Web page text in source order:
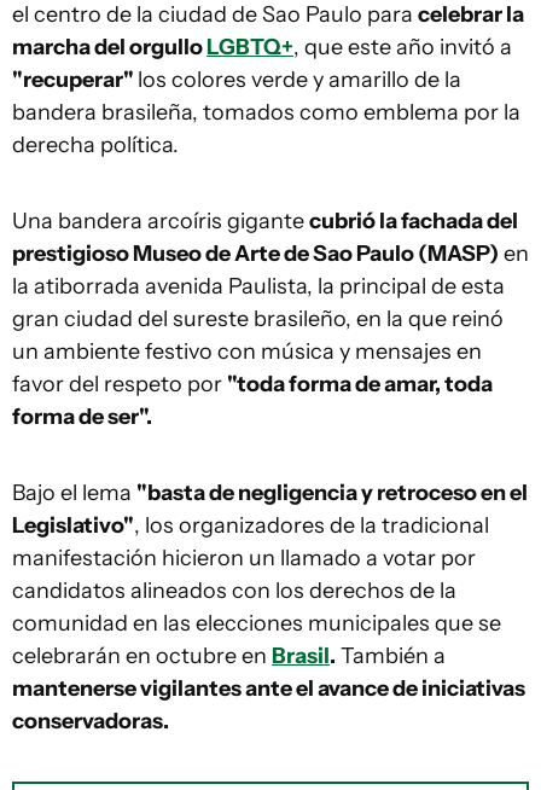
el centro de la ciudad de Sao Paulo para celebrar la
marcha del orgulloLGBTQ+, que este año invitó a
"recuperar" los colores verde y amarillo de la
bandera brasileña, tomados como emblema por la
derecha política.
Una bandera arcoíris gigantecubrió la fachada del
prestigioso Museo de Arte de Sao Paulo (MASP) en
la atiborrada avenida Paulista, la principal de esta
gran ciudad del sureste brasileño, en la que reinó
un ambiente festivo con música y mensajes en
favor del respeto por "toda forma de amar, toda
forma de ser".
Bajo el lema "basta de negligencia y retroceso en el
Legislativo", los organizadores de la tradicional
manifestación hicieron un llamado a votar por
candidatos alineados con los derechos de la
comunidad en las elecciones municipales que se
celebrarán en octubre en Brasil. También a
mantenerse vigilantes ante el avance de iniciativas
conservadoras.